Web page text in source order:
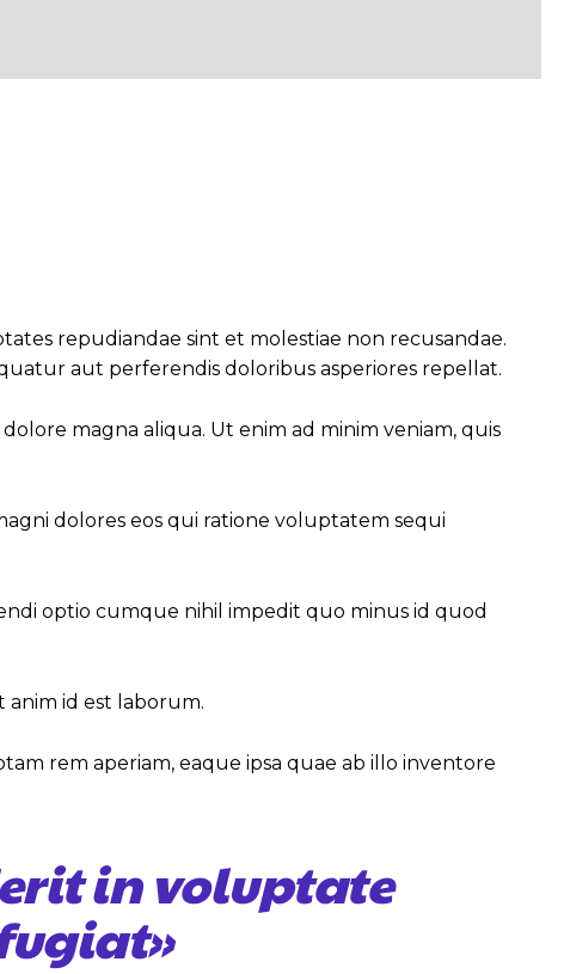
repudiandae sint et molestiae non recusandae.
aut perferendis doloribus asperiores repellat.
magna aliqua. Ut enim ad minim veniam, quis
dolores eos qui ratione voluptatem sequi
optio cumque nihil impedit quo minus id quod
id est laborum.
rem aperiam, eaque ipsa quae ab illo inventore
in voluptate